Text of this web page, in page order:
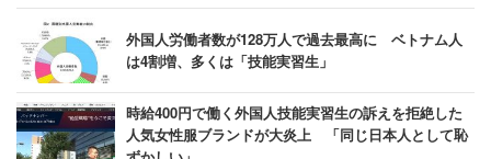
外国人労働者数が128万人で過去最高に ベトナム人
は4割増、多くは「技能実習生」
時給400円で働く外国人技能実習生の訴えを拒絶した
人気女性服ブランドが大炎上 「同じ日本人として恥